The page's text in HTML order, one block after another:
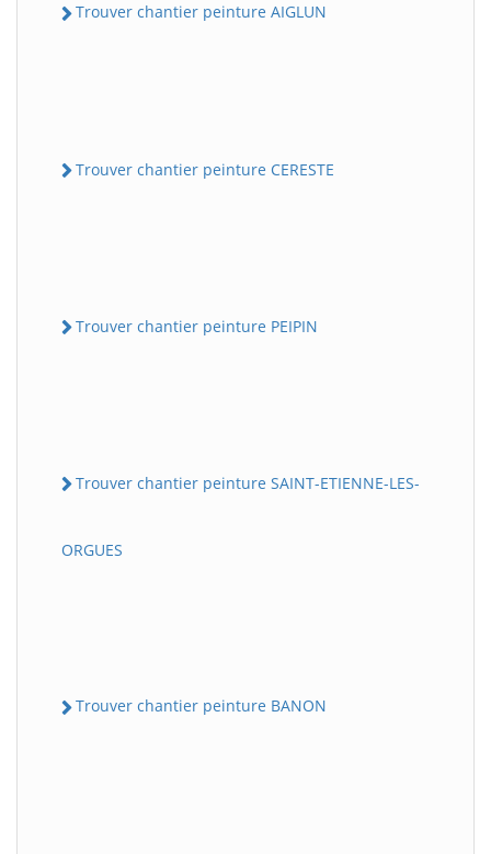
Trouver chantier peinture AIGLUN
Trouver chantier peinture CERESTE
Trouver chantier peinture PEIPIN
Trouver chantier peinture SAINT-ETIENNE-LES-
ORGUES
Trouver chantier peinture BANON